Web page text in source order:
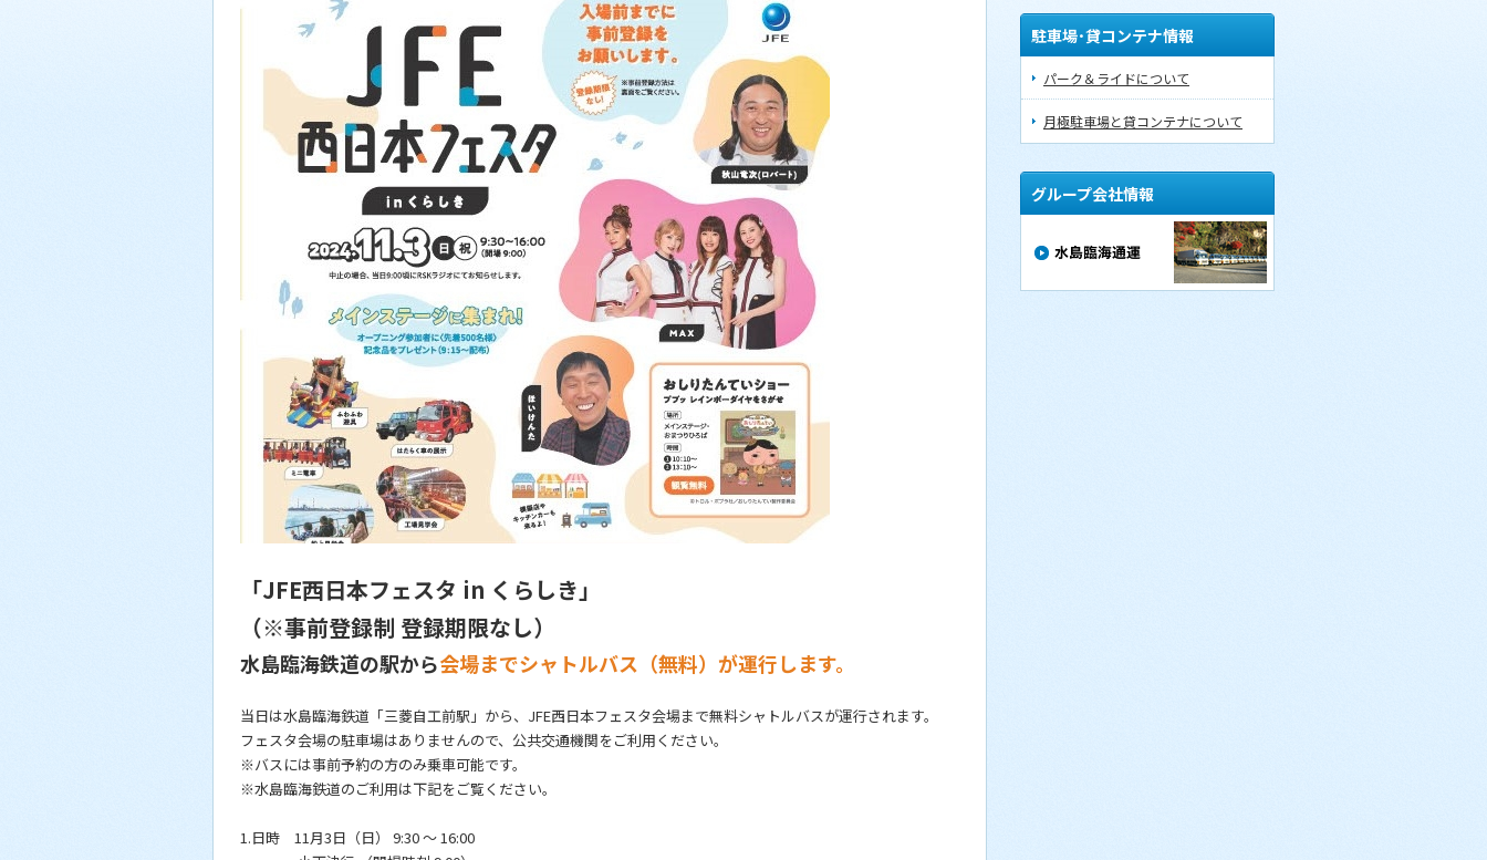
「JFE西日本フェスタ in くらしき」
（※事前登録制 登録期限なし）
水島臨海鉄道の駅から会場までシャトルバス（無料）が運行します。
当日は水島臨海鉄道「三菱自工前駅」から、JFE西日本フェスタ会場まで無料シャトルバスが運行されます。
フェスタ会場の駐車場はありませんので、公共交通機関をご利用ください。
※バスには事前予約の方のみ乗車可能です。
※水島臨海鉄道のご利用は下記をご覧ください。
1.日時 11月3日（日） 9:30 ～ 16:00
駐車場･貸コンテナ情報
パーク＆ライドについて
月極駐車場と貸コンテナについて
グループ会社情報